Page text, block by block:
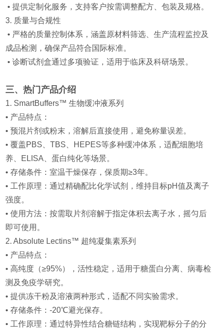
• 提供定制化服务，支持客户按需调整配方、包装及规格。
3. 质量与合规性
• 严格的质量控制体系，涵盖原材料筛选、生产流程监控及
成品检测，确保产品符合国际标准。
• 诊断试剂盒通过多项验证，适用于临床及科研场景。
三、热门产品介绍
1. SmartBuffers™ 生物缓冲液系列
• 产品特点：
• 预混片剂或粉末，溶解后直接使用，避免称量误差。
• 覆盖PBS、TBS、HEPES等多种缓冲体系，适配细胞培
养、ELISA、蛋白纯化等场景。
• 存储条件：室温干燥保存，保质期≥3年。
• 工作原理：通过精确配比化学试剂，维持目标pH值及离子
强度。
• 使用方法：按需取片剂溶解于指定体积去离子水，摇匀后
即可使用。
2. Absolute Lectins™ 超纯凝集素系列
• 产品特点：
• 高纯度（≥95%），活性稳定，适用于糖蛋白分离、病毒检
测及免疫学研究。
• 提供冻干粉及溶液两种形式，适配不同实验需求。
• 存储条件：-20℃避光保存。
• 工作原理：通过特异性结合糖链结构，实现靶标分子的分